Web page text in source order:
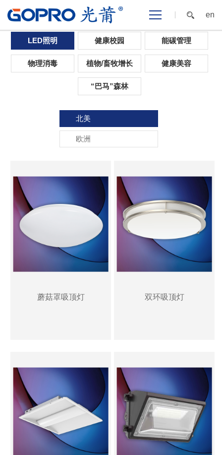
en
首页 >光应用 >LED照明 >北美
LED照明 健康校园 能碳管理
物理消毒 植物/畜牧增长 健康美容
“巴马”森林
北美
欧洲
蘑菇罩吸顶灯 双环吸顶灯